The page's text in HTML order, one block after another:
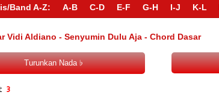
Band A-Z: A-B C-D E-F G-H I-J K-L
Vidi Aldiano - Senyumin Dulu Aja - Chord Dasar
3